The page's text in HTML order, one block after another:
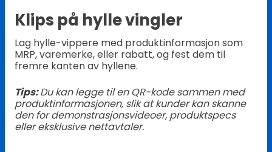
Klips på hylle vingler
Lag hylle-vippere med produktinformasjon som
MRP, varemerke, eller rabatt, og fest dem til
fremre kanten av hyllene.
Tips:Du kan legge til en QR-kode sammen med
produktinformasjonen, slik at kunder kan skanne
den for demonstrasjonsvideoer, produktspecs
eller eksklusive nettavtaler.